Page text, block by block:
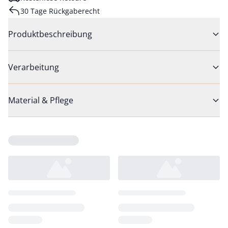
30 Tage Rückgaberecht
Produktbeschreibung
Verarbeitung
Material & Pflege